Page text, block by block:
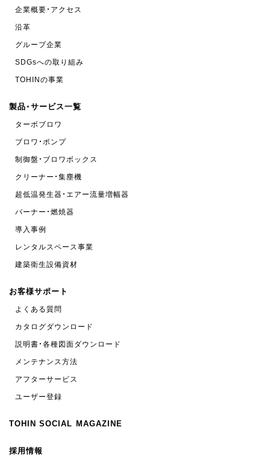
企業概要・アクセス
沿革
グループ企業
SDGsへの取り組み
TOHINの事業
製品・サービス一覧
ターボブロワ
ブロワ・ポンプ
制御盤・ブロワボックス
クリーナー・集塵機
超低温発生器・エアー流量増幅器
バーナー・燃焼器
導入事例
レンタルスペース事業
建築衛生設備資材
お客様サポート
よくある質問
カタログダウンロード
説明書・各種図面ダウンロード
メンテナンス方法
アフターサービス
ユーザー登録
TOHIN SOCIAL MAGAZINE
採用情報